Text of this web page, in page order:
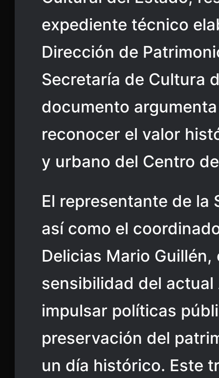
expediente técnico
Dirección de
Secretaría de Cultura
documento
reconocer el valor
y urbano del Centro
El representante de la
así como el
Delicias Mario
sensibilidad del
impulsar políticas
preservación del
un día histórico. Este